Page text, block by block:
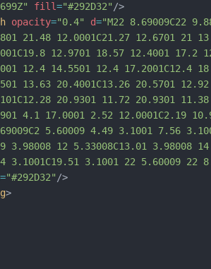
fill="#292D32" />
opacity="0.4" d="M22 8.69009C22
21.48 12.0001C21.27 12.6701 21
12.9701 18.57 12.4001 17.2
12.4 14.5501 12.4 17.2001C12.4
13.63 20.4001C13.26 20.5701
20.9301 11.72 20.9301
4.1 17.0001 2.52 12.0001C2.19
5.60009 4.49 3.1001 7.56
3.98008 12 5.33008C13.01 3.98008
3.1001C19.51 3.1001 22 5.60009 22
="#292D32" />
>